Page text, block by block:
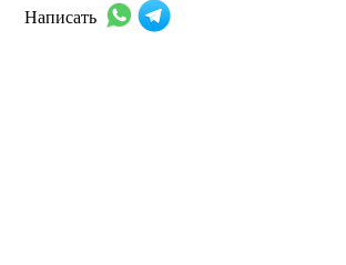
Написать